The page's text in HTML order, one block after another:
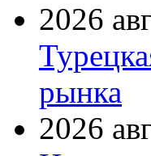
2026
рынка
2026